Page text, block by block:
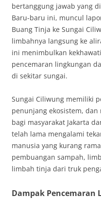
bertanggung jawab yang
Baru-baru ini, muncul
Buang Tinja ke Sungai
limbahnya langsung ke
ini menimbulkan
pencemaran lingkungan
di sekitar sungai.
Sungai Ciliwung memiliki
penunjang ekosistem,
bagi masyarakat Jakarta
telah lama mengalami
manusia yang kurang
pembuangan sampah,
limbah tinja dari truk
Dampak Pencemaran